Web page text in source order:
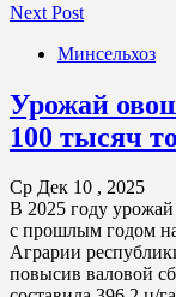
Next Post
Минсельхоз
Урожай
100 тысяч
Ср Дек 10 , 2025
В 2025 году
с прошлым годом
Аграрии
повысив валовой